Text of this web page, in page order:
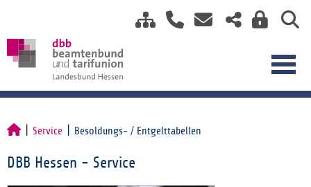
Service Besoldungs- / Entgelttabellen
DBB Hessen - Service